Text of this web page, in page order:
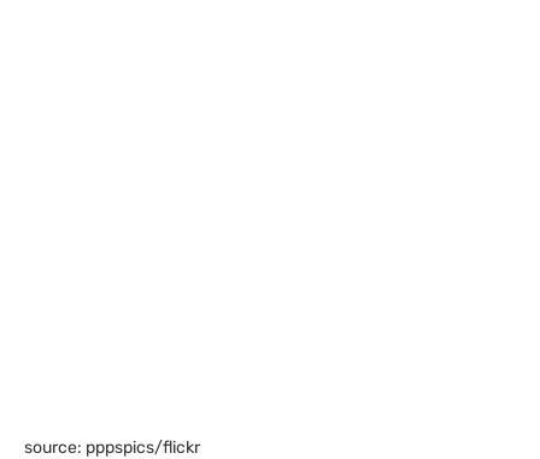
source: pppspics/flickr